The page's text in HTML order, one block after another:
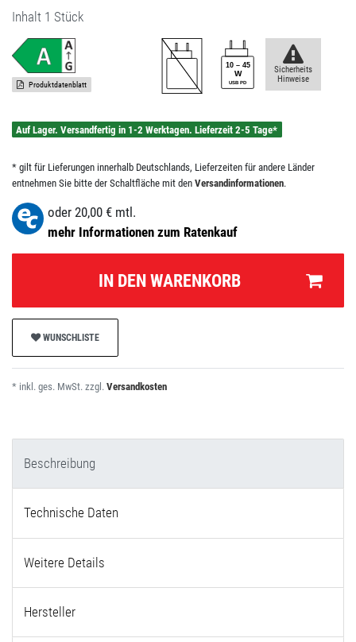
Inhalt 1 Stück
Produktdatenblatt
Sicherheits
Hinweise
Auf Lager. Versandfertig in 1-2 Werktagen. Lieferzeit 2-5 Tage*
* gilt für Lieferungen innerhalb Deutschlands, Lieferzeiten für andere Länder
entnehmen Sie bitte der Schaltfläche mit den Versandinformationen.
oder 20,00 € mtl.
mehr Informationen zum Ratenkauf
IN DEN WARENKORB
WUNSCHLISTE
* inkl. ges. MwSt. zzgl. Versandkosten
Beschreibung
Technische Daten
Weitere Details
Hersteller